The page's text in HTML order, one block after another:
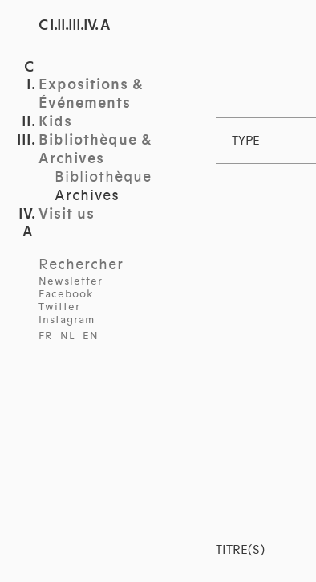
C I.II.III.IV. A
Expositions &
Événements
Kids
Bibliothèque &
Archives
Bibliothèque
Archives
Visit us
Rechercher
Newsletter
Facebook
Twitter
Instagram
FR
NL EN
TYPE
TITRE(S)